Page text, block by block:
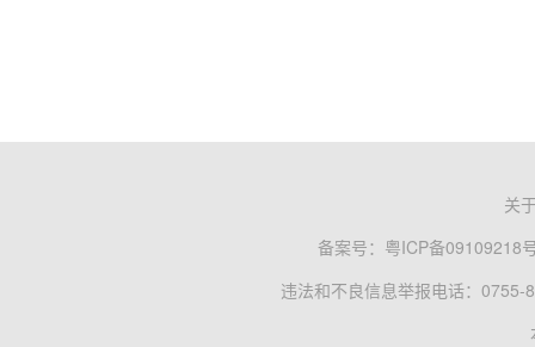
关
备案号： 粤ICP备09109218
违法和不良信息举报电话：0755-